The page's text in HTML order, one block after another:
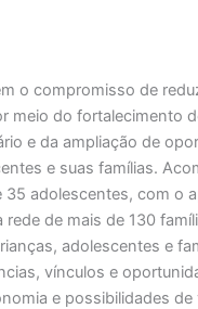
o compromisso de
meio do fortalecimento
e da ampliação de
e suas famílias.
35 adolescentes, com o
rede de mais de 130
adolescentes e
vínculos e
e possibilidades de